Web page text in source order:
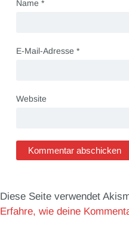
Name *
E-Mail-Adresse *
Website
Diese Seite verwendet
Erfahre, wie deine